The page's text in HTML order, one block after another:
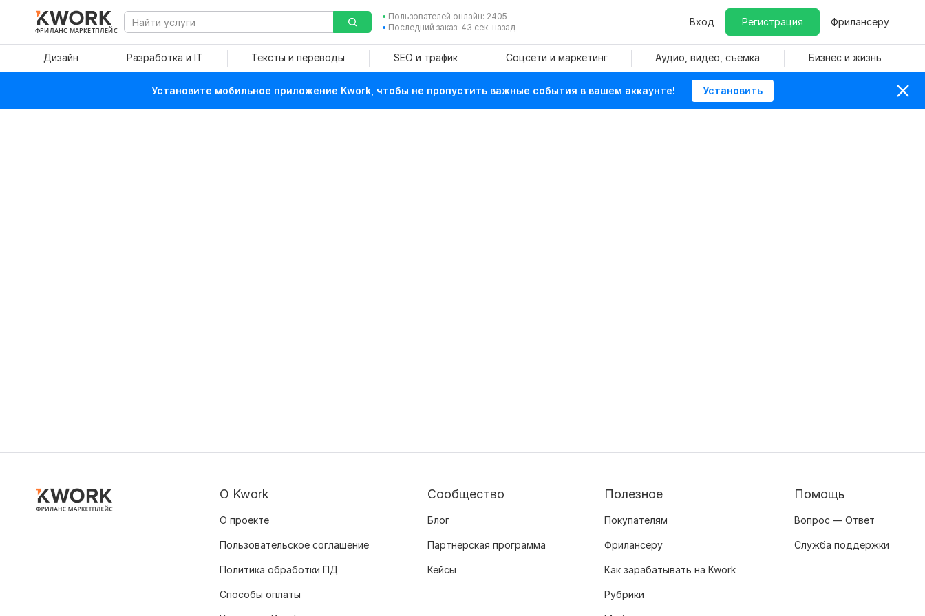
ФРИЛАНС МАРКЕТПЛЕЙС
Пользователей онлайн: 2405
Последний заказ: 43 сек. назад
Вход Регистрация Фрилансеру
Дизайн Разработка и IT Тексты и переводы SEO и трафик Соцсети и маркетинг Аудио, видео, съемка Бизнес и жизнь
Установите мобильное приложение Kwork, чтобы не пропустить важные события в вашем аккаунте! Установить
О Kwork
О проекте
Пользовательское соглашение
Политика обработки ПД
Способы оплаты
Сообщество
Блог
Партнерская программа
Кейсы
Полезное
Покупателям
Фрилансеру
Как зарабатывать на Kwork
Рубрики
Помощь
Вопрос — Ответ
Служба поддержки